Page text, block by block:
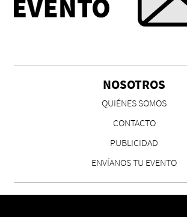
NOSOTROS
QUIÉNES SOMOS
CONTACTO
PUBLICIDAD
ENVÍANOS TU EVENTO